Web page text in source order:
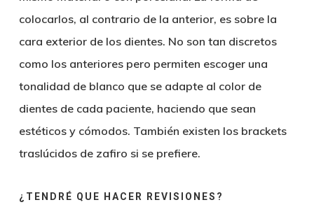
colocarlos, al contrario de la anterior, es sobre la
cara exterior de los dientes. No son tan discretos
como los anteriores pero permiten escoger una
tonalidad de blanco que se adapte al color de
dientes de cada paciente, haciendo que sean
estéticos y cómodos. También existen los brackets
traslúcidos de zafiro si se prefiere.
¿TENDRÉ QUE HACER REVISIONES?